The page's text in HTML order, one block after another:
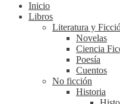
Inicio
Libros
Literatura y
Novelas
Ciencia
Poesía
Cuentos
No ficción
Historia